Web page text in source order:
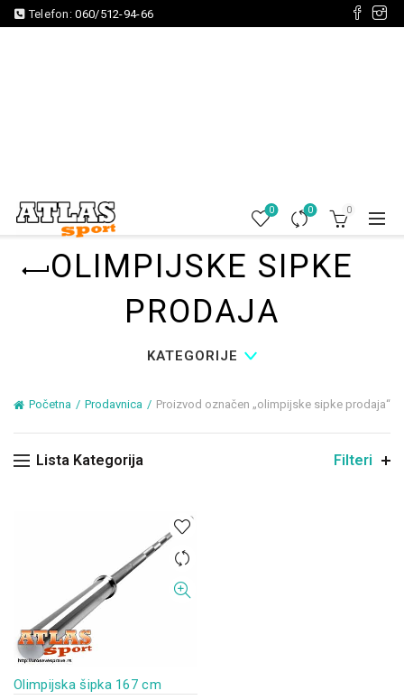
Telefon:060/512-94-66
0 0 0
OLIMPIJSKE SIPKE
PRODAJA
KATEGORIJE
Početna Prodavnica Proizvod označen „olimpijske sipke prodaja“
Lista Kategorija Filteri
Olimpijska šipka 167 cm